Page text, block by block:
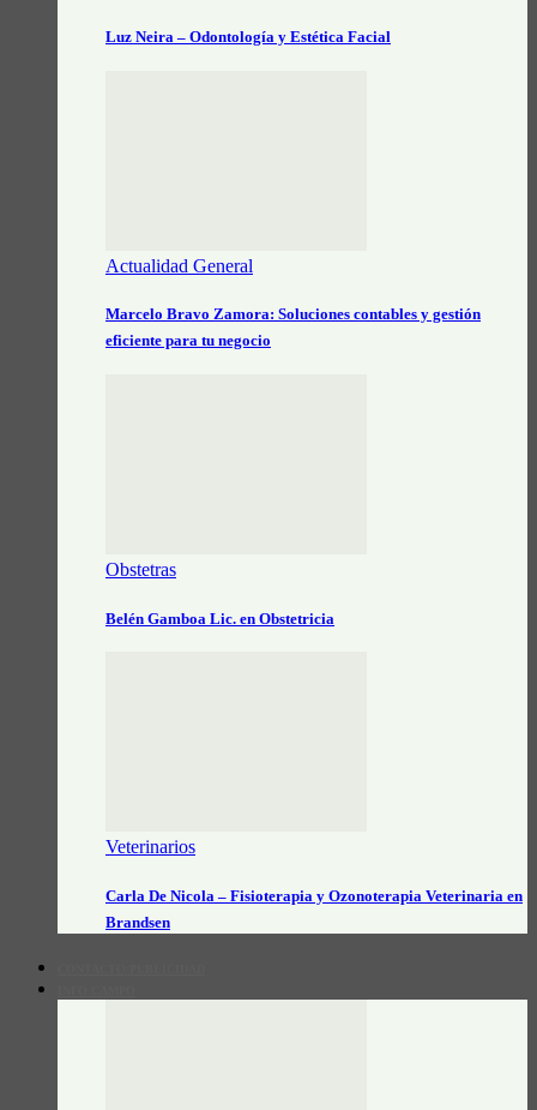
Luz Neira – Odontología y Estética Facial
Actualidad General
Marcelo Bravo Zamora: Soluciones contables y gestión
eficiente para tu negocio
Obstetras
Belén Gamboa Lic. en Obstetricia
Veterinarios
Carla De Nicola – Fisioterapia y Ozonoterapia Veterinaria en
Brandsen